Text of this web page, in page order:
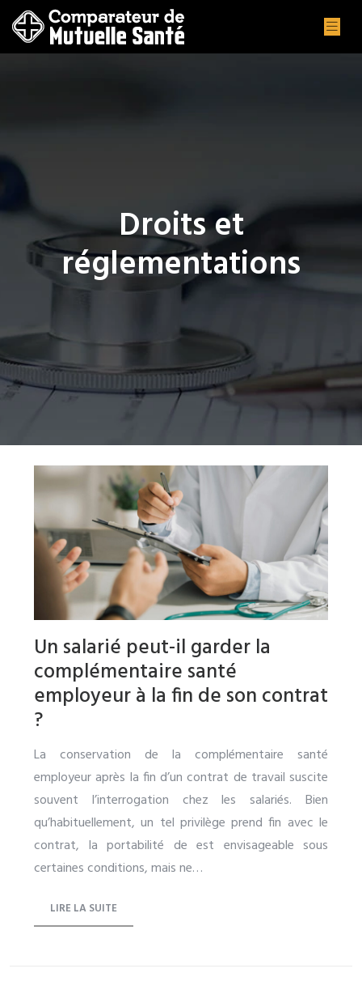
Droits et
réglementations
Un salarié peut-il garder la
complémentaire santé
employeur à la fin de son contrat
?
La conservation de la complémentaire santé
employeur après la fin d’un contrat de travail suscite
souvent l’interrogation chez les salariés. Bien
qu’habituellement, un tel privilège prend fin avec le
contrat, la portabilité de est envisageable sous
certaines conditions, mais ne…
LIRE LA SUITE